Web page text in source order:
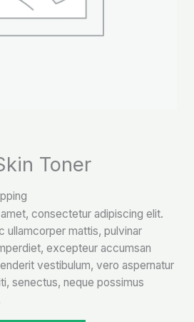
Toner
consectetur adipiscing elit.
ullamcorper mattis, pulvinar
excepteur accumsan
vestibulum, vero aspernatur
senectus, neque possimus